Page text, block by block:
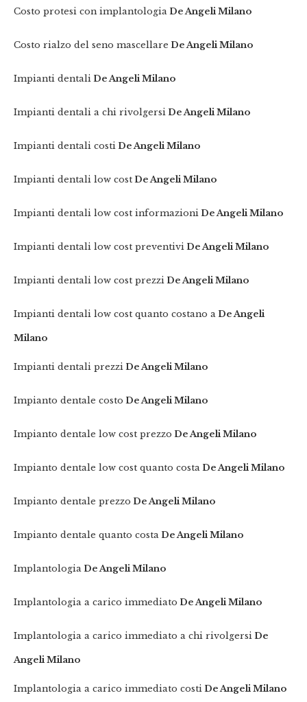
Costo protesi con implantologia De Angeli Milano
Costo rialzo del seno mascellare De Angeli Milano
Impianti dentali De Angeli Milano
Impianti dentali a chi rivolgersi De Angeli Milano
Impianti dentali costi De Angeli Milano
Impianti dentali low cost De Angeli Milano
Impianti dentali low cost informazioni De Angeli Milano
Impianti dentali low cost preventivi De Angeli Milano
Impianti dentali low cost prezzi De Angeli Milano
Impianti dentali low cost quanto costano a De Angeli
Milano
Impianti dentali prezzi De Angeli Milano
Impianto dentale costo De Angeli Milano
Impianto dentale low cost prezzo De Angeli Milano
Impianto dentale low cost quanto costa De Angeli Milano
Impianto dentale prezzo De Angeli Milano
Impianto dentale quanto costa De Angeli Milano
Implantologia De Angeli Milano
Implantologia a carico immediato De Angeli Milano
Implantologia a carico immediato a chi rivolgersi De
Angeli Milano
Implantologia a carico immediato costi De Angeli Milano